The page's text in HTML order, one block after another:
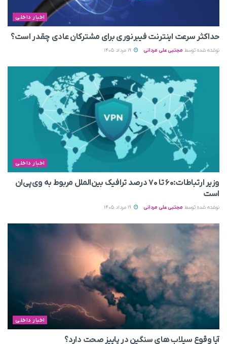
اخبار داخلی
حداکثر سرعت اینترنت فیبرنوری برای مشترکان عادی چقدر است؟
نوشته شده توسط مجتبی علی مردانی
اخبار داخلی
وزیر ارتباطات:۶۰ تا ۷۰ درصد ترافیک بین‌الملل مربوط به وی‌پی‌ان
است
نوشته شده توسط مجتبی علی مردانی
اخبار داخلی
آیا وقوع سیلاب های سنگین در پاییز صحت دارد؟